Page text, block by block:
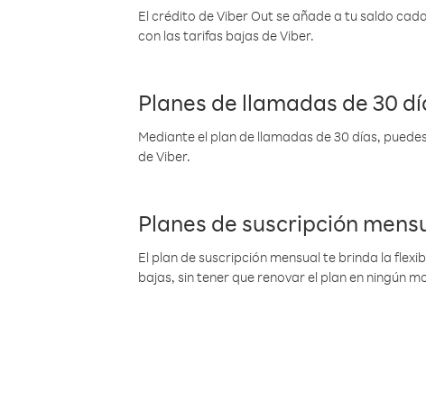
El crédito de Viber Out se añade a tu saldo
con las tarifas bajas de Viber.
Planes de llamadas de 30
Mediante el plan de llamadas de 30 días,
de Viber.
Planes de suscripción
El plan de suscripción mensual te brinda la
bajas, sin tener que renovar el plan en ningún